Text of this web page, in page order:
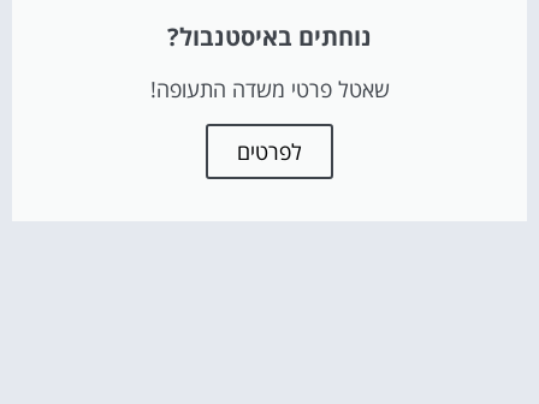
נוחתים באיסטנבול?
שאטל פרטי משדה התעופה!
לפרטים